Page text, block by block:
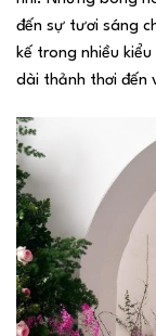
đến sự tươi sáng
kế trong nhiều
dài thảnh thơi đến